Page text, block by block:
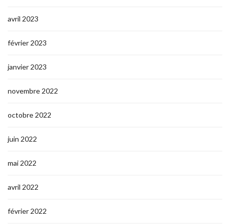
avril 2023
février 2023
janvier 2023
novembre 2022
octobre 2022
juin 2022
mai 2022
avril 2022
février 2022